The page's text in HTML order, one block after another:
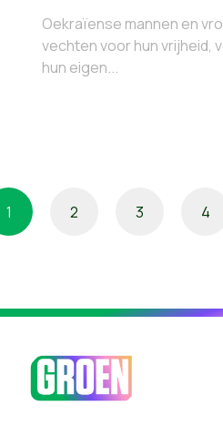
Oekraïense mannen en
vechten voor hun vrijheid,
hun eigen...
1 2 3 4